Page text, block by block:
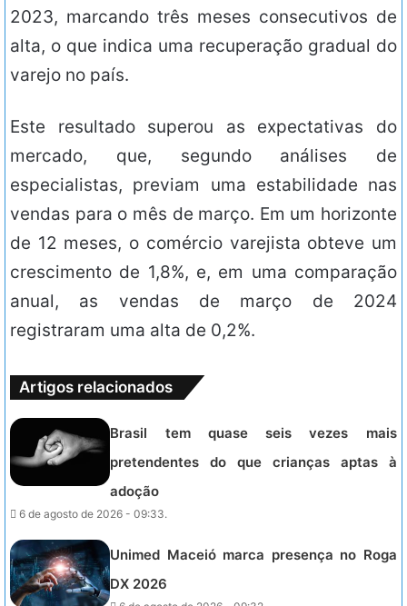
2023, marcando três meses consecutivos de
alta, o que indica uma recuperação gradual do
varejo no país.
Este resultado superou as expectativas do
mercado, que, segundo análises de
especialistas, previam uma estabilidade nas
vendas para o mês de março. Em um horizonte
de 12 meses, o comércio varejista obteve um
crescimento de 1,8%, e, em uma comparação
anual, as vendas de março de 2024
registraram uma alta de 0,2%.
Artigos relacionados
Brasil tem quase seis vezes mais
pretendentes do que crianças aptas à
adoção
6 de agosto de 2026 - 09:33.
Unimed Maceió marca presença no Roga
DX 2026